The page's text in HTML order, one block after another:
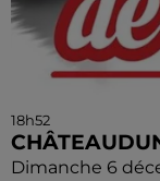
18h52
Dimanche 6